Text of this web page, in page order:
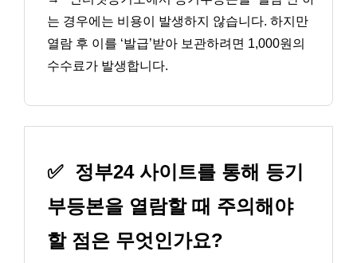
는 경우에는 비용이 발생하지 않습니다. 하지만
열람 후 이를 ‘발급’받아 보관하려면 1,000원의
수수료가 발생합니다.
✅ 정부24 사이트를 통해 등기
부등본을 열람할 때 주의해야
할 점은 무엇인가요?